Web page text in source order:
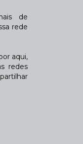
de
rede
aqui,
redes